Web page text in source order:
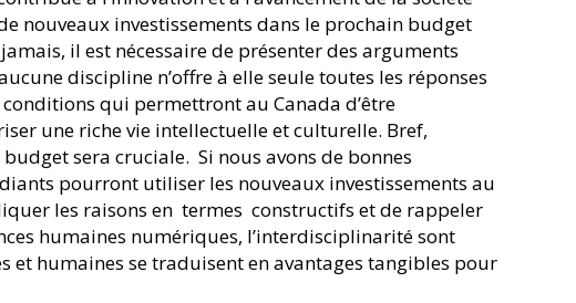
nouveaux investissements dans le prochain budget
il est nécessaire de présenter des arguments
discipline n’offre à elle seule toutes les réponses
qui permettront au Canada d’être
une riche vie intellectuelle et culturelle. Bref,
sera cruciale. Si nous avons de bonnes
pourront utiliser les nouveaux investissements au
les raisons en termes constructifs et de rappeler
humaines numériques, l’interdisciplinarité sont
et humaines se traduisent en avantages tangibles pour